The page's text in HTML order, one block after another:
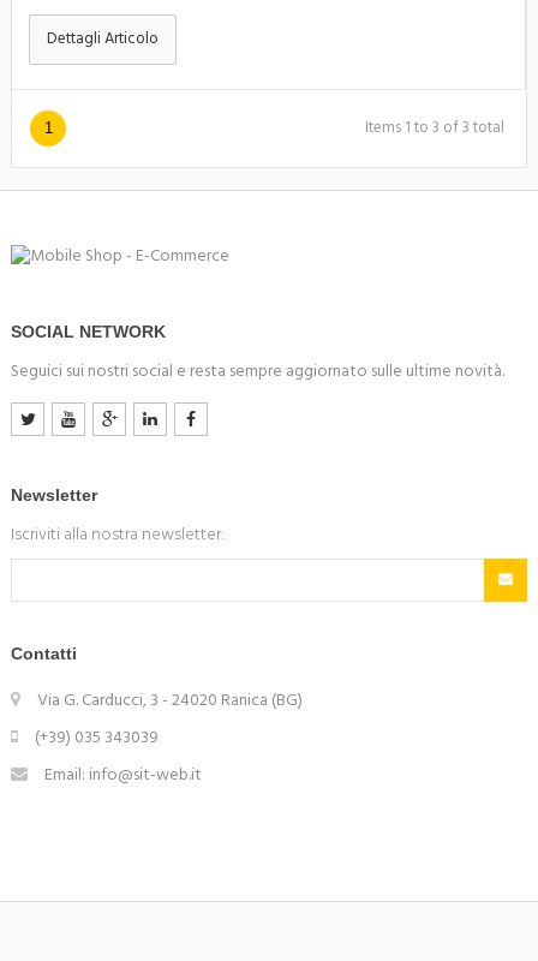
Dettagli Articolo
Items 1 to 3 of 3 total
1
SOCIAL NETWORK
Seguici sui nostri social e resta sempre aggiornato sulle ultime novità.
Newsletter
Iscriviti alla nostra newsletter:
Contatti
Via G. Carducci, 3 - 24020 Ranica (BG)
(+39) 035 343039
Email: info@sit-web.it